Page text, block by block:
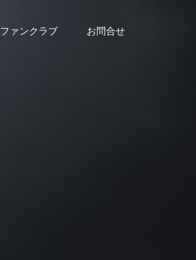
ファンクラブ お問合せ